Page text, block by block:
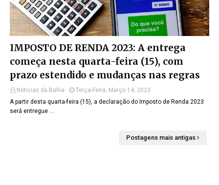
IMPOSTO DE RENDA 2023: A entrega
começa nesta quarta-feira (15), com
prazo estendido e mudanças nas regras
Noticias da Bahia
Terça-Feira, Março 14, 2023
A partir desta quarta-feira (15), a declaração do Imposto de Renda 2023
será entregue …
Postagens mais antigas